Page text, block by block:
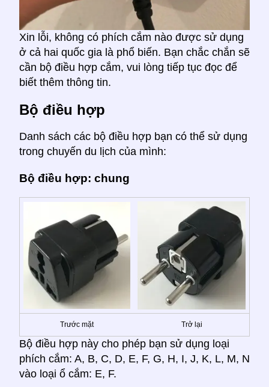
Xin lỗi, không có phích cắm nào được sử dụng
ở cả hai quốc gia là phổ biến. Bạn chắc chắn sẽ
cần bộ điều hợp cắm, vui lòng tiếp tục đọc để
biết thêm thông tin.
Bộ điều hợp
Danh sách các bộ điều hợp bạn có thể sử dụng
trong chuyến du lịch của mình:
Bộ điều hợp: chung
Trước mặt Trở lại
Bộ điều hợp này cho phép bạn sử dụng loại
phích cắm: A, B, C, D, E, F, G, H, I, J, K, L, M, N
vào loại ổ cắm: E, F.